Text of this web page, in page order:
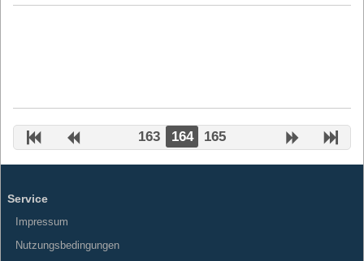
163 164 165
Service
Impressum
Nutzungsbedingungen